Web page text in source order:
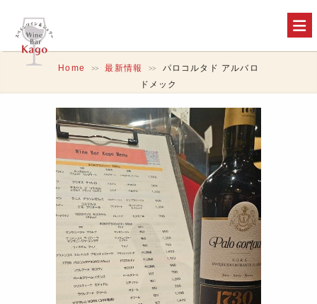
Home >> 最新情報 >>
パロコルタド アルバロ
ドメック